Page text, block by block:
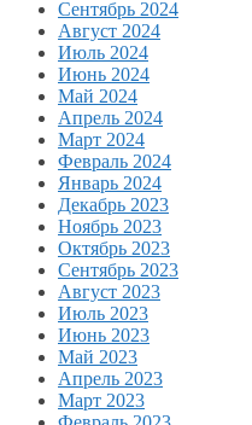
Сентябрь 2024
Август 2024
Июль 2024
Июнь 2024
Май 2024
Апрель 2024
Март 2024
Февраль 2024
Январь 2024
Декабрь 2023
Ноябрь 2023
Октябрь 2023
Сентябрь 2023
Август 2023
Июль 2023
Июнь 2023
Май 2023
Апрель 2023
Март 2023